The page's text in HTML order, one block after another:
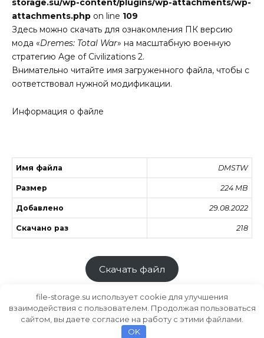
storage.su/wp-content/plugins/wp-attachments/wp-
attachments.php on line 109
Здесь можно скачать для ознакомления ПК версию
мода «Dremes: Total War» на масштабную военную
стратегию Age of Civilizations 2.
Внимательно читайте имя загруженного файла, чтобы с
оответствовал нужной модификации.
Информация о файле
Имя файла DMSTW
Размер 224 MB
Добавлено 29.08.2022
Скачано раз 218
Скачать файл
Хранилище файлов
file-storage.su использует cookie для улучшения
взаимодействия с пользователем. Продолжая пользоваться
сайтом, вы даете согласие на работу с этими файлами.
OK